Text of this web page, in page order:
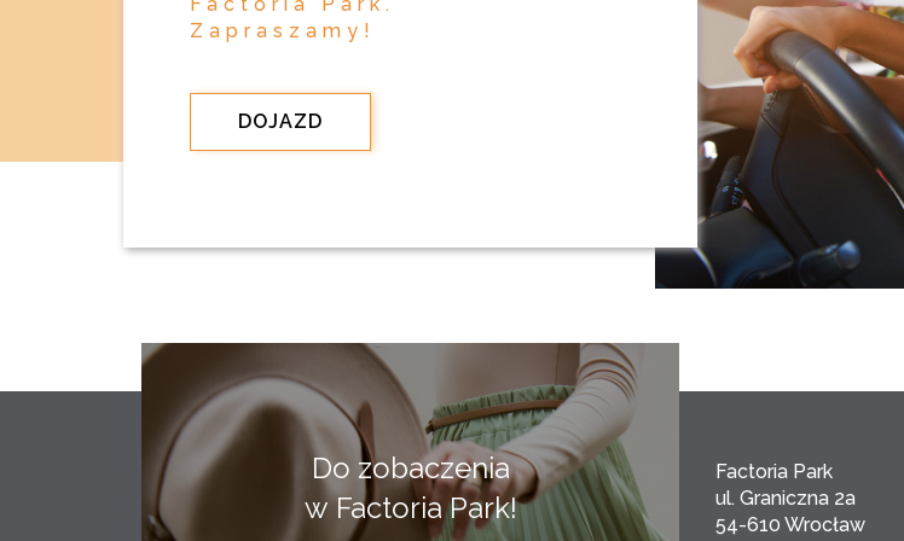
Zapraszamy!
DOJAZD
Do zobaczenia
w Factoria Park!
Factoria Park
ul. Graniczna 2a
54-610 Wrocław